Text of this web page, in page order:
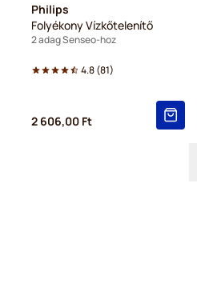
Philips
Folyékony Vízkőtelenítő
2 adag Senseo-hoz
4.8(81)
2 606,00 Ft